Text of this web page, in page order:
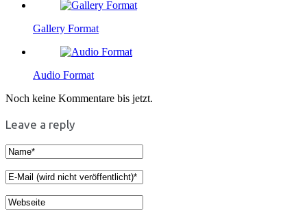
Gallery Format
Audio Format
Noch keine Kommentare bis jetzt.
Leave a reply